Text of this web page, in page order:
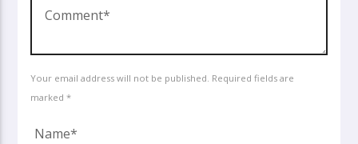
Your email address will not be published. Required fields are
marked *